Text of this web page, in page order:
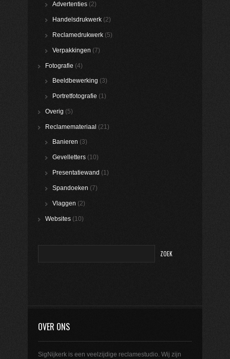
Advertenties (2)
Handelsdrukwerk (2)
Reclamedrukwerk (5)
Verpakkingen (7)
Fotografie (4)
Beeldbewerking (3)
Portretfotografie (1)
Overig (5)
Reclamemateriaal (21)
Banieren (3)
Gevelletters (10)
Presentatiewand (1)
Spandoeken (7)
Vlaggen (2)
Websites (10)
OVER ONS
SigNijkerk is een veelzijdige reclamestudio. Wij zijn